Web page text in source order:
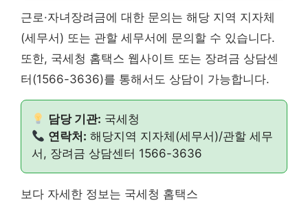
근로·자녀장려금에 대한 문의는 해당 지역 지자체
(세무서) 또는 관할 세무서에 문의할 수 있습니다.
또한, 국세청 홈택스 웹사이트 또는 장려금 상담센
터(1566-3636)를 통해서도 상담이 가능합니다.
담당 기관: 국세청
연락처: 해당지역 지자체(세무서)/관할 세무
서, 장려금 상담센터 1566-3636
보다 자세한 정보는 국세청 홈택스